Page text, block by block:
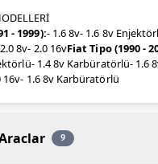
- 1999):- 1.6 8v- 1.6 8v
8v- 2.0 16vFiat Tipo (1990 -
1.4 8v Karbüratörlü- 1.6
1.6 8v Karbüratörlü
9